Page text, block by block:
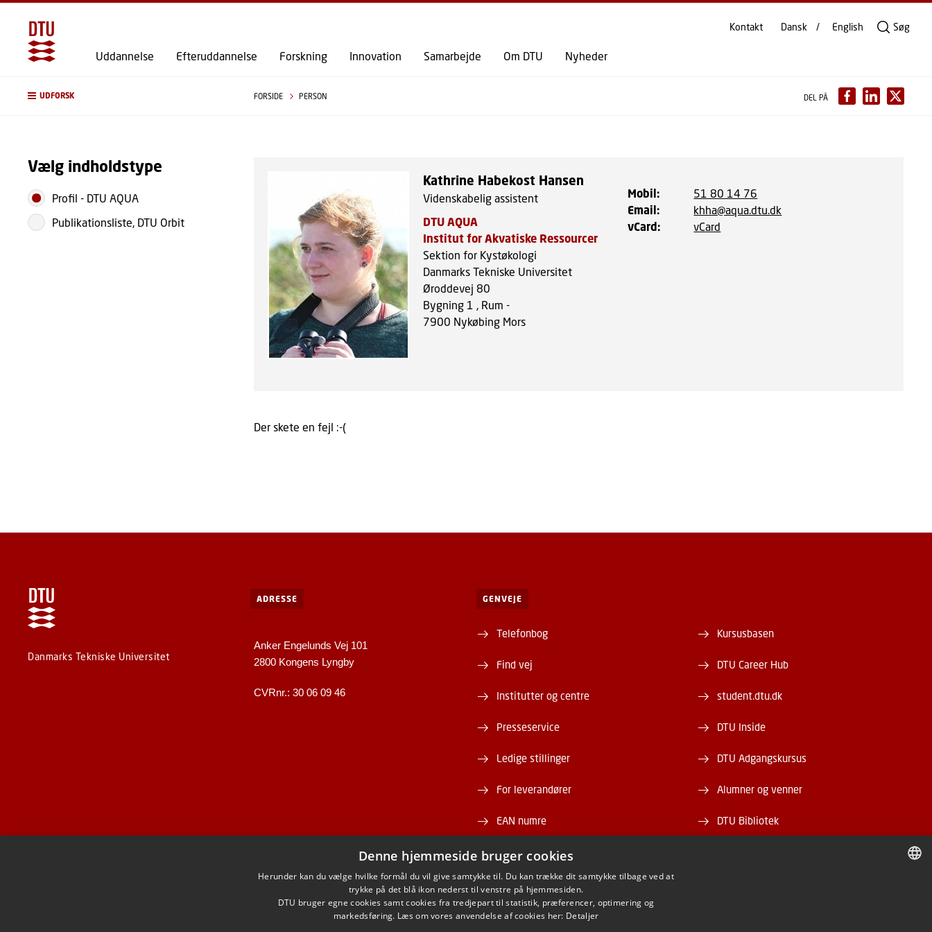
GÅ TIL PRIMÆRT INDHOLD (TRYK ENTER).
Uddannelse Efteruddannelse Forskning Innovation Samarbejde Om DTU Nyheder
Kontakt Dansk English Søg
UDFORSK FORSIDE PERSON DEL PÅ
Vælg indholdstype
Profil - DTU AQUA
Publikationsliste, DTU Orbit
Kathrine Habekost Hansen
Videnskabelig assistent
DTU AQUA
Institut for Akvatiske Ressourcer
Sektion for Kystøkologi
Danmarks Tekniske Universitet
Øroddevej 80
Bygning 1 , Rum -
7900 Nykøbing Mors
Mobil : 51 80 14 76
Email : khha@aqua.dtu.dk
vCard: vCard
Der skete en fejl :-(
Danmarks Tekniske Universitet
ADRESSE
Anker Engelunds Vej 101
2800 Kongens Lyngby
CVRnr.: 30 06 09 46
GENVEJE
Telefonbog
Find vej
Institutter og centre
Presseservice
Ledige stillinger
For leverandører
EAN numre
Webshop
DTU Serviceportal
Kursusbasen
DTU Career Hub
student.dtu.dk
DTU Inside
DTU Adgangskursus
Alumner og venner
DTU Bibliotek
Denne hjemmeside bruger cookies
Herunder kan du vælge hvilke formål du vil give samtykke til. Du kan trække dit samtykke tilbage ved at
trykke på det blå ikon nederst til venstre på hjemmesiden.
DTU bruger egne cookies samt cookies fra tredjepart til statistik, præferencer, optimering og
markedsføring. Læs om vores anvendelse af cookies her: Detaljer